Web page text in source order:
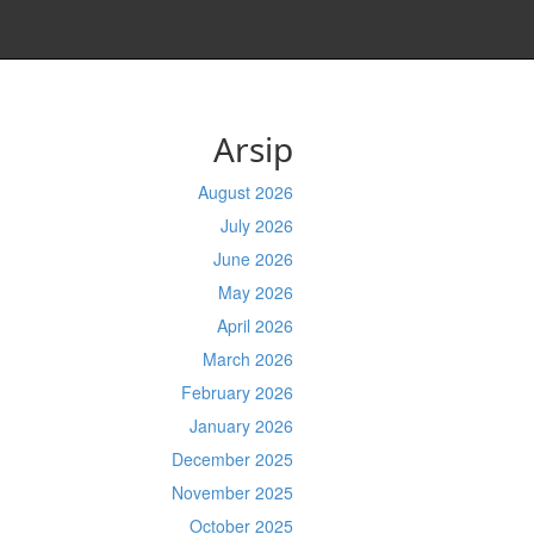
Arsip
August 2026
July 2026
June 2026
May 2026
April 2026
March 2026
February 2026
January 2026
December 2025
November 2025
October 2025